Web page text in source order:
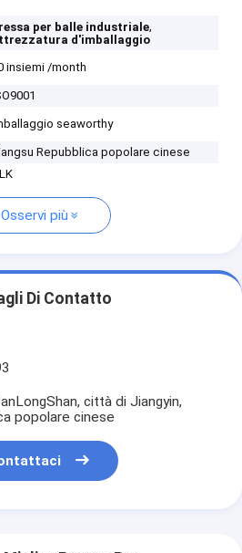
per balle industriale,
d'imballaggio
insiemi /month
seaworthy
Repubblica popolare cinese
Osservi più
Di Contatto
città di Jiangyin,
popolare cinese